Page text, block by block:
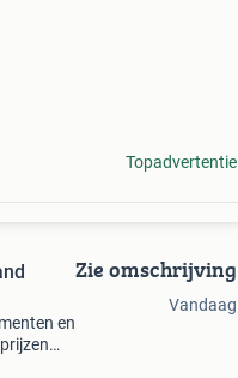
Topadvertentie
en
Zie omschrijving
Vandaag